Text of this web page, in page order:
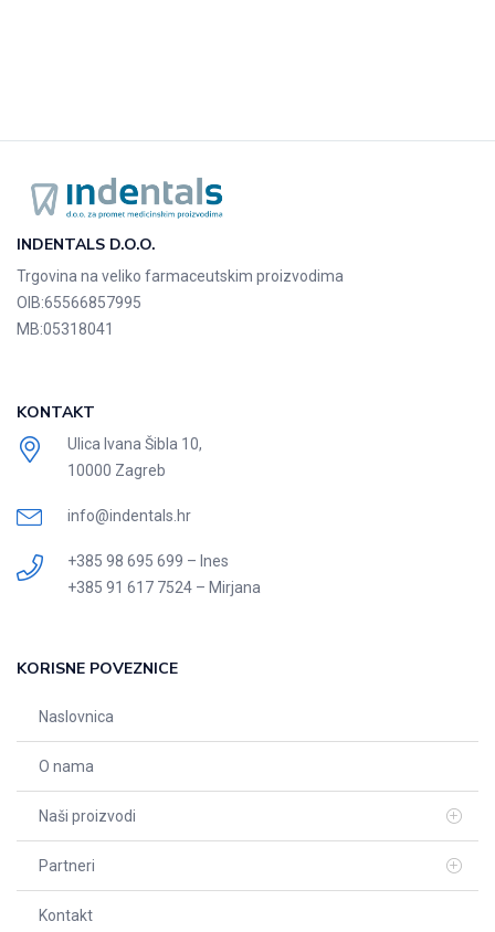
INDENTALS D.O.O.
Trgovina na veliko farmaceutskim proizvodima
OIB:65566857995
MB:05318041
KONTAKT
Ulica Ivana Šibla 10,
10000 Zagreb
info@indentals.hr
+385 98 695 699 – Ines
+385 91 617 7524 – Mirjana
KORISNE POVEZNICE
Naslovnica
O nama
Naši proizvodi
Partneri
Kontakt